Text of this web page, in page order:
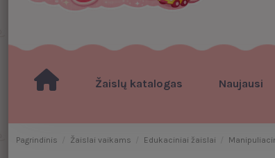
Žaislų katalogas Naujausi
Pagrindinis Žaislai vaikams Edukaciniai žaislai